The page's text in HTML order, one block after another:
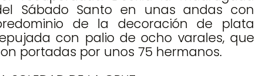
Sábado Santo en unas andas con
de la decoración de plata
con palio de ocho varales, que
portadas por unos 75 hermanos.